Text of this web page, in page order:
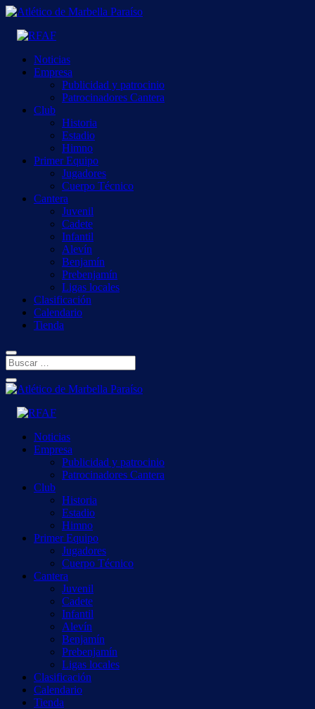
Noticias
Empresa
Publicidad y patrocinio
Patrocinadores Cantera
Club
Historia
Estadio
Himno
Primer Equipo
Jugadores
Cuerpo Técnico
Cantera
Juvenil
Cadete
Infantil
Alevín
Benjamín
Prebenjamín
Ligas locales
Clasificación
Calendario
Tienda
Noticias
Empresa
Publicidad y patrocinio
Patrocinadores Cantera
Club
Historia
Estadio
Himno
Primer Equipo
Jugadores
Cuerpo Técnico
Cantera
Juvenil
Cadete
Infantil
Alevín
Benjamín
Prebenjamín
Ligas locales
Clasificación
Calendario
Tienda